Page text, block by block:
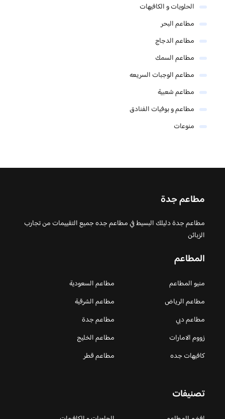
الحلويات و الكافيهات ‎
مطاعم البحر
مطاعم الدجاج
مطاعم السمك
مطاعم الوجبات السريعه
مطاعم شعبية
مطاعم و بوفيات الفنادق
منوعات
مطاعم جدة
مطاعم جدة دليلك البسيط في مطاعم جده جميع التقييمات من تجارب
الزبائن
المطاعم
منيو المطاعم
مطاعم السعودية
مطاعم الرياض
مطاعم الشرقية
مطاعم دبي
مطاعم جدة
زووم الامارات
مطاعم الخليج
كافيهات جده
مطاعم قطر
تصنيفات